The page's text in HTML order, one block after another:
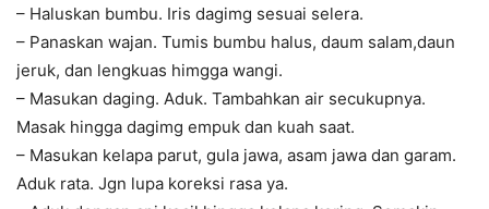
– Haluskan bumbu. Iris dagimg sesuai selera.
– Panaskan wajan. Tumis bumbu halus, daum salam,daun
jeruk, dan lengkuas himgga wangi.
– Masukan daging. Aduk. Tambahkan air secukupnya.
Masak hingga dagimg empuk dan kuah saat.
– Masukan kelapa parut, gula jawa, asam jawa dan garam.
Aduk rata. Jgn lupa koreksi rasa ya.